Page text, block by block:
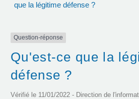
que la légitime défense ?
Question-réponse
Qu'est-ce que la
défense ?
Vérifié le 11/01/2022 - Direction de